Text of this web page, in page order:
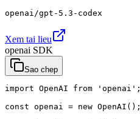
openai/gpt-5.3-codex
Xem tai lieu
openai SDK
Sao chep
import OpenAI from 'openai';
const openai = new OpenAI();